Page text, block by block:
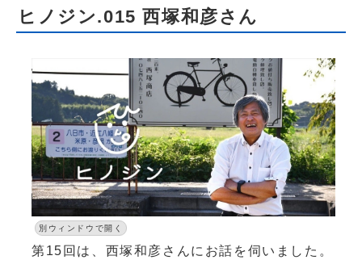
ヒノジン.015 西塚和彦さん
別ウィンドウで開く
第15回は、西塚和彦さんにお話を伺いました。